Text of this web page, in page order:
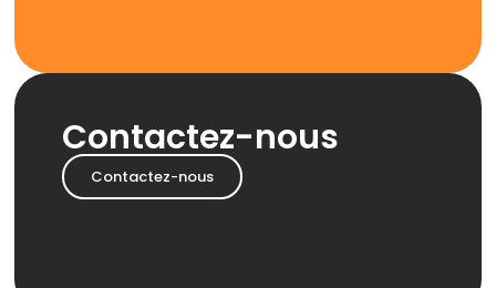
Contactez-nous
Contactez-nous